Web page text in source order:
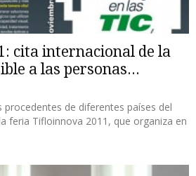
cita internacional de la
a las personas...
de diferentes países del
feria Tifloinnova 2011, que organiza en